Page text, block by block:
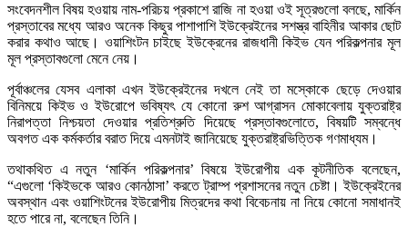
সংবেদনশীল বিষয় হওয়ায় নাম-পরিচয় প্রকাশে রাজি না হওয়া ওই সূত্রগুলো বলছে, মার্কিন
প্রস্তাবের মধ্যে আরও অনেক কিছুর পাশাপাশি ইউক্রেইনের সশস্ত্র বাহিনীর আকার ছোট
করার কথাও আছে। ওয়াশিংটন চাইছে ইউক্রেনের রাজধানী কিইভ যেন পরিকল্পনার মূল
মূল প্রস্তাবগুলো মেনে নেয়।
পূর্বাঞ্চলের যেসব এলাকা এখন ইউক্রেইনের দখলে নেই তা মস্কোকে ছেড়ে দেওয়ার
বিনিময়ে কিইভ ও ইউরোপে ভবিষ্যৎ যে কোনো রুশ আগ্রাসন মোকাবেলায় যুক্তরাষ্ট্র
নিরাপত্তা নিশ্চয়তা দেওয়ার প্রতিশ্রুতি দিয়েছে প্রস্তাবগুলোতে, বিষয়টি সম্বন্ধে
অবগত এক কর্মকর্তার বরাত দিয়ে এমনটাই জানিয়েছে যুক্তরাষ্ট্রভিত্তিক গণমাধ্যম।
তথাকথিত এ নতুন ‘মার্কিন পরিকল্পনার’ বিষয়ে ইউরোপীয় এক কূটনীতিক বলেছেন,
“এগুলো ‘কিইভকে আরও কোনঠাসা’ করতে ট্রাম্প প্রশাসনের নতুন চেষ্টা। ইউক্রেইনের
অবস্থান এবং ওয়াশিংটনের ইউরোপীয় মিত্রদের কথা বিবেচনায় না নিয়ে কোনো সমাধানই
হতে পারে না, বলেছেন তিনি।